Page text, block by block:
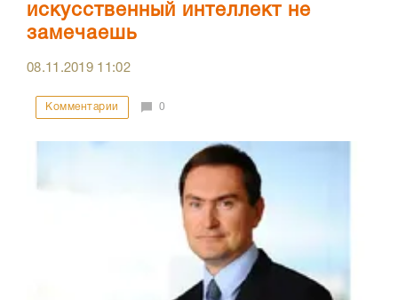
искусственный интеллект не
замечаешь
08.11.2019 11:02
Комментарии 0